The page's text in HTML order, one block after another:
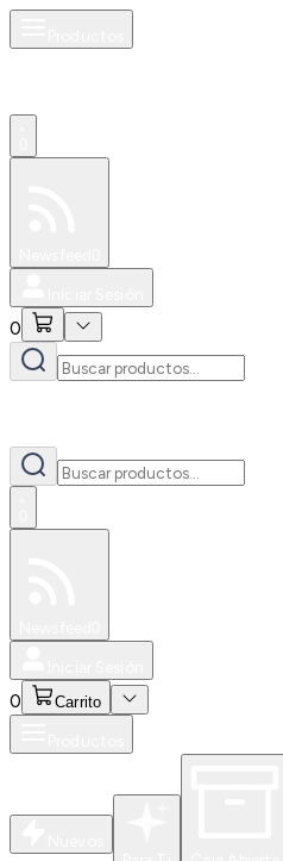
0
0 Carrito